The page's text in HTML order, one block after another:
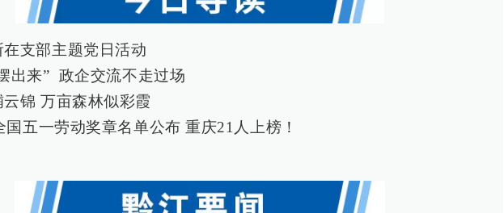
支部主题党日活动
出来” 政企交流不走过场
锦 万亩森林似彩霞
五一劳动奖章名单公布 重庆21人上榜！